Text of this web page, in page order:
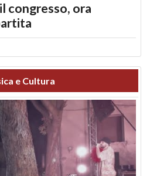
congresso, ora
e Cultura